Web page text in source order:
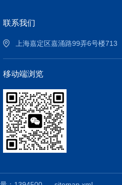
联系我们
上海嘉定区嘉涌路99弄6号楼713
移动端浏览